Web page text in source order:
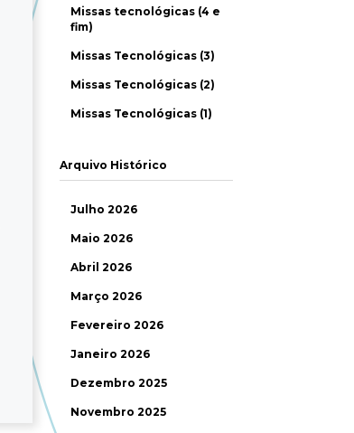
Missas tecnológicas (4 e
fim)
Missas Tecnológicas (3)
Missas Tecnológicas (2)
Missas Tecnológicas (1)
Arquivo Histórico
Julho 2026
Maio 2026
Abril 2026
Março 2026
Fevereiro 2026
Janeiro 2026
Dezembro 2025
Novembro 2025